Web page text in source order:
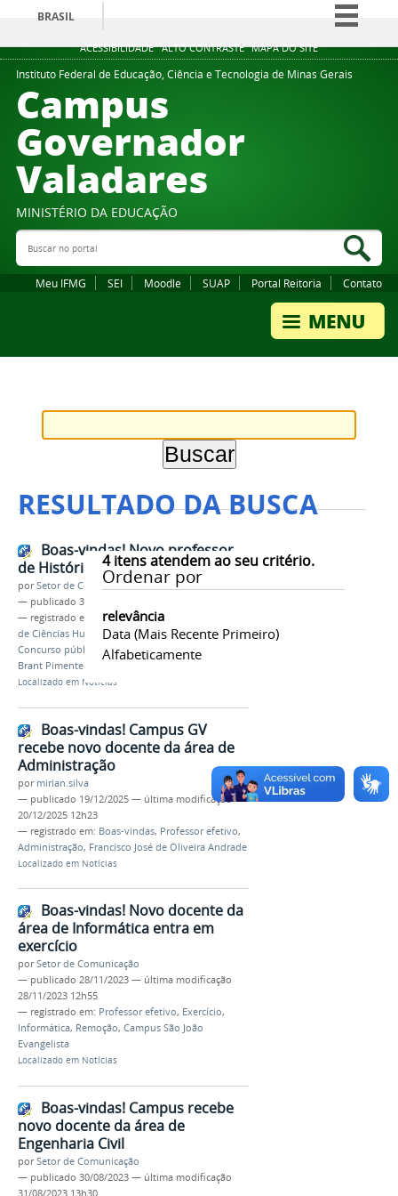
ACESSIBILIDADE ALTO CONTRASTE MAPA DO SITE
BRASIL
Simplifique!
Comunica BR
Instituto Federal de Educação, Ciência e Tecnologia de Minas Gerais
Campus
Governador
Valadares
MINISTÉRIO DA EDUCAÇÃO
Buscar no portal
Meu IFMG SEI Moodle SUAP Portal Reitoria Contato
RESULTADO DA BUSCA
4itens atendem ao seu critério.
Ordenar por
relevância
Data (mais Recente Primeiro)
Alfabeticamente
Boas-vindas! Novo professor
de História entra em exercício
porSetor de Comunicação
— publicado 30/03/2026
— registrado em:
Professor efetivo
de Ciências Humanas,História,Aproveitamento,
Concurso público
IFMG, Campus Bambuí
Brant Pimentel
Localizado em Notícias
Boas-vindas! Campus GV
recebe novo docente da área de
Administração
por mirian.silva
— publicado 19/12/2025 — última modificação
20/12/2025 12h23
— registrado em: Boas-vindas, Professor efetivo,
Administração, Francisco José de Oliveira Andrade
Localizado em Notícias
Boas-vindas! Novo docente da
área de Informática entra em
exercício
porSetor de Comunicação
— publicado 28/11/2023 — última modificação
28/11/2023 12h55
— registrado em: Professor efetivo, Exercício,
Informática, Remoção, Campus São João
Evangelista
Localizado em Notícias
Boas-vindas! Campus recebe
novo docente da área de
Engenharia Civil
porSetor de Comunicação
— publicado 30/08/2023 — última modificação
31/08/2023 13h30